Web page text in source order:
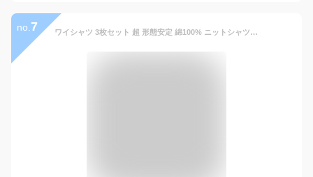
no. 7 ワイシャツ 3枚セット 超 形態安定 綿100% ニットシャツ ノーアイロン メンズ 長袖 標準体 長袖ワイシャツ 形状記憶 形状安定 ノンアイロン セット 白 青 ホワイト Yシャツ カッターシャツ ドレスシャツ ビジネス 結婚式 仕事 おしゃれ 無地 通勤 就活 男性 秋冬 クールビズ